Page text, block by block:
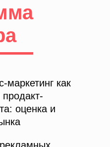
как
оценка и